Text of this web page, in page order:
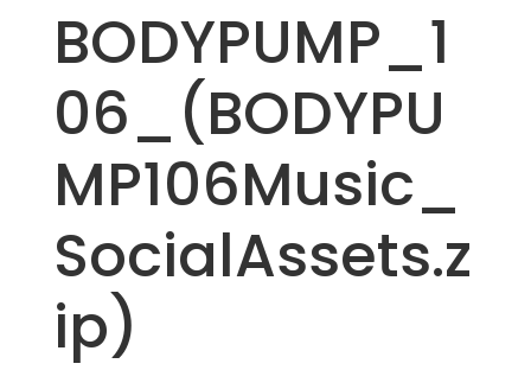
BODYPUMP_1
06_(BODYPU
MP106Music_
SocialAssets.z
ip)